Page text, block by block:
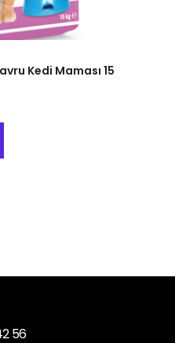
Kedi Maması 15
56